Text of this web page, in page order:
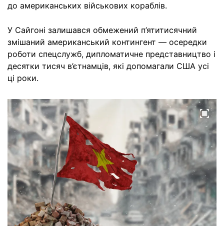
до американських військових кораблів.
У Сайгоні залишався обмежений п’ятитисячний
змішаний американський контингент — осередки
роботи спецслужб, дипломатичне представництво і
десятки тисяч в’єтнамців, які допомагали США усі
ці роки.